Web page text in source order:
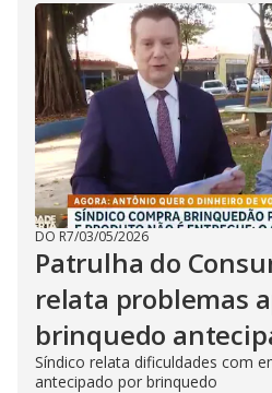
DO R7/03/05/2026
Patrulha do
relata problemas
brinquedo
Síndico relata dificuldades com
antecipado por brinquedo